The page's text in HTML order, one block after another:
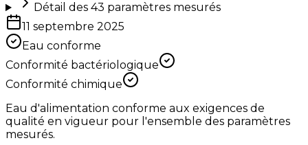
Détail des 43 paramètres mesurés
11 septembre 2025
Eau conforme
Conformité bactériologique
Conformité chimique
Eau d'alimentation conforme aux exigences de
qualité en vigueur pour l'ensemble des paramètres
mesurés.